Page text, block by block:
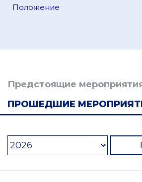
Положение
Предстоящие
ПРОШЕДШИЕ